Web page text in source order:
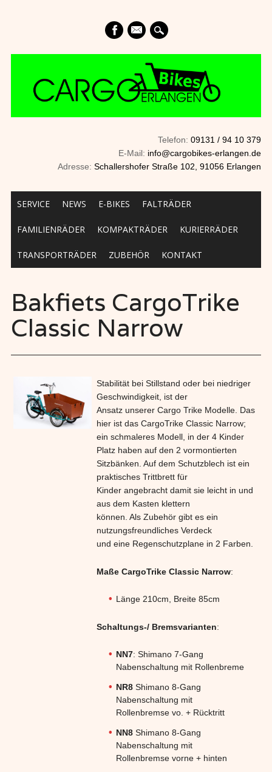
mail
Telefon:09131 / 94 10 379
E-Mail: info@cargobikes-erlangen.de
Adresse:Schallershofer Straße 102, 91056 Erlangen
Main menu
SERVICE NEWS E-BIKES FALTRÄDER
FAMILIENRÄDER KOMPAKTRÄDER KURIERRÄDER
TRANSPORTRÄDER ZUBEHÖR KONTAKT
Bakfiets CargoTrike
Classic Narrow
Stabilität bei Stillstand oder bei niedriger
Geschwindigkeit, ist der
Ansatz unserer Cargo Trike Modelle. Das
hier ist das CargoTrike Classic Narrow;
ein schmaleres Modell, in der 4 Kinder
Platz haben auf den 2 vormontierten
Sitzbänken. Auf dem Schutzblech ist ein
praktisches Trittbrett für
Kinder angebracht damit sie leicht in und
aus dem Kasten klettern
können. Als Zubehör gibt es ein
nutzungsfreundliches Verdeck
und eine Regenschutzplane in 2 Farben.
Maße CargoTrike Classic Narrow:
Länge 210cm, Breite 85cm
Schaltungs-/ Bremsvarianten:
NN7: Shimano 7-Gang
Nabenschaltung mit Rollenbreme
NR8 Shimano 8-Gang
Nabenschaltung mit
Rollenbremse vo. + Rücktritt
NN8 Shimano 8-Gang
Nabenschaltung mit
Rollenbremse vorne + hinten